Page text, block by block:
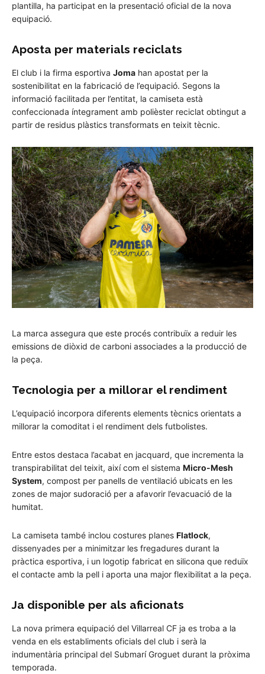
plantilla, ha participat en la presentació oficial de la nova
equipació.
Aposta per materials reciclats
El club i la firma esportiva Joma han apostat per la
sostenibilitat en la fabricació de l’equipació. Segons la
informació facilitada per l’entitat, la camiseta està
confeccionada íntegrament amb polièster reciclat obtingut a
partir de residus plàstics transformats en teixit tècnic.
La marca assegura que este procés contribuïx a reduir les
emissions de diòxid de carboni associades a la producció de
la peça.
Tecnologia per a millorar el rendiment
L’equipació incorpora diferents elements tècnics orientats a
millorar la comoditat i el rendiment dels futbolistes.
Entre estos destaca l’acabat en jacquard, que incrementa la
transpirabilitat del teixit, així com el sistema Micro-Mesh
System, compost per panells de ventilació ubicats en les
zones de major sudoració per a afavorir l’evacuació de la
humitat.
La camiseta també inclou costures planes Flatlock,
dissenyades per a minimitzar les fregadures durant la
pràctica esportiva, i un logotip fabricat en silicona que reduïx
el contacte amb la pell i aporta una major flexibilitat a la peça.
Ja disponible per als aficionats
La nova primera equipació del Villarreal CF ja es troba a la
venda en els establiments oficials del club i serà la
indumentària principal del Submarí Groguet durant la pròxima
temporada.